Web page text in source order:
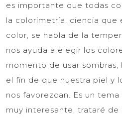
es importante que todas
la colorimetría, ciencia que
color, se habla de la
nos ayuda a elegir los
momento de usar sombras,
el fin de que nuestra piel y
nos favorezcan. Es un
muy interesante, trataré de